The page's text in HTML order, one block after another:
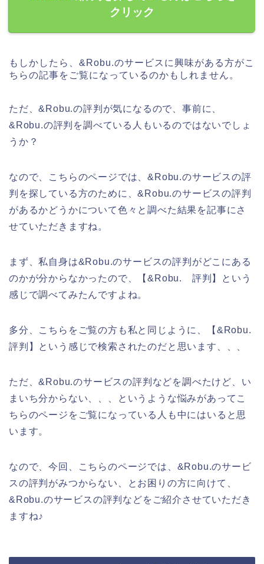
クリック
もしかしたら、&Robu.のサービスに興味がある方がこ
ちらの記事をご覧になっているのかもしれません。
ただ、&Robu.の評判が気になるので、事前に、
&Robu.の評判を調べている人もいるのではないでしょ
うか？
なので、こちらのページでは、&Robu.のサービスの評
判を探している方のために、&Robu.のサービスの評判
があるかどうかについて色々と調べた結果を記事にさ
せていただきますね。
まず、私自身は&Robu.のサービスの評判がどこにある
のかが分からなかったので、【&Robu. 評判】という
感じで調べてみたんですよね。
多分、こちらをご覧の方も私と同じように、【&Robu.
評判】という感じで検索されたのだと思います、、、
ただ、&Robu.のサービスの評判などを調べたけど、い
まいち分からない、、、というような悩みがあってこ
ちらのページをご覧になっている人も中にはいると思
います。
なので、今回、こちらのページでは、&Robu.のサービ
スの評判がみつからない、とお困りの方に向けて、
&Robu.のサービスの評判などをご紹介させていただき
ますね♪